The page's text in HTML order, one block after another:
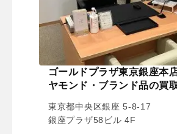
ゴールドプラザ東京銀座本
ヤモンド・ブランド品の買
東京都中央区銀座 5-8-17
銀座プラザ58ビル 4F